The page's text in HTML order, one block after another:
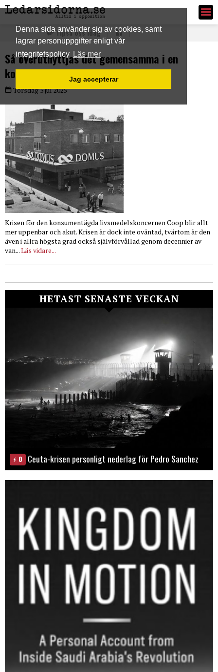
Denna sida använder sig av cookies, samt
lagrar personuppgifter enligt vår
integritetspolicy Läs mer
Jag accepterar
Ledarsidorna.se
Tipsa oss idag
Så överutnyttjas det gemensamma i en
korrupt kultur av särintressen
Torsdag 3 jul 2025
Krisen för den konsumentägda livsmedelskoncernen Coop blir allt
mer uppenbar och akut. Krisen är dock inte oväntad, tvärtom är den
även i allra högsta grad också självförvållad genom decennier av
van...Läs vidare...
HETAST SENASTE VECKAN
0 Ceuta-krisen personligt nederlag för Pedro Sanchez